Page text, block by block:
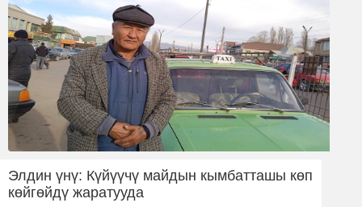
Элдин үнү: Күйүүчү майдын кымбатташы көп
көйгөйдү жаратууда